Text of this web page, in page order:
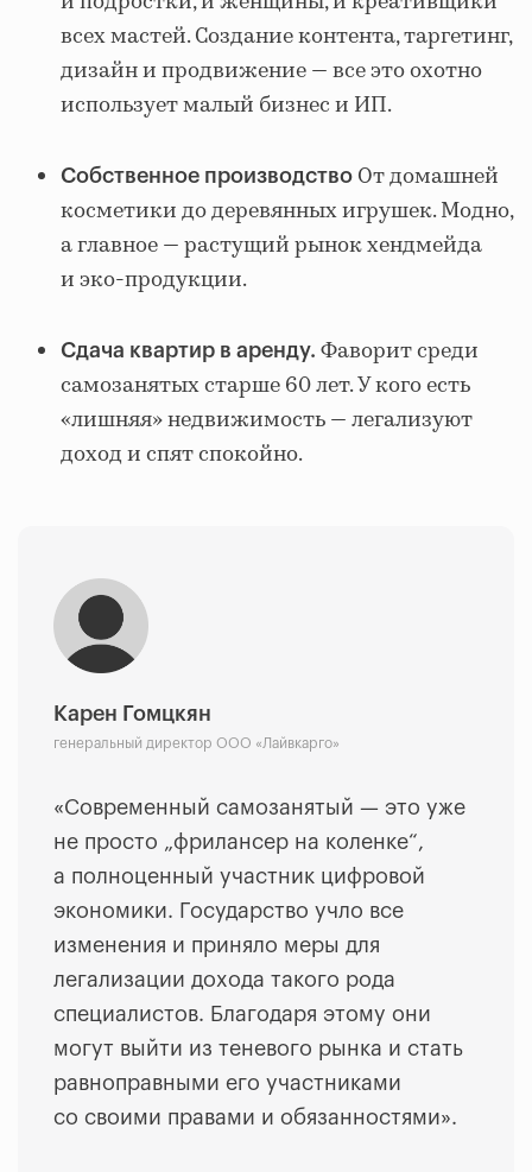
всех мастей. Создание контента, таргетинг,
дизайн и продвижение — все это охотно
использует малый бизнес и ИП.
Собственное производство От домашней
косметики до деревянных игрушек. Модно,
а главное — растущий рынок хендмейда
и эко-продукции.
Сдача квартир в аренду. Фаворит среди
самозанятых старше 60 лет. У кого есть
«лишняя» недвижимость — легализуют
доход и спят спокойно.
Карен Гомцкян
генеральный директор ООО «Лайвкарго»
«Современный самозанятый — это уже
не просто „фрилансер на коленке“,
а полноценный участник цифровой
экономики. Государство учло все
изменения и приняло меры для
легализации дохода такого рода
специалистов. Благодаря этому они
могут выйти из теневого рынка и стать
равноправными его участниками
со своими правами и обязанностями».